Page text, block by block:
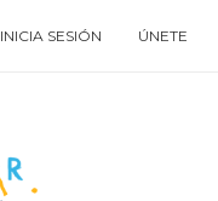
INICIA SESIÓN ÚNETE